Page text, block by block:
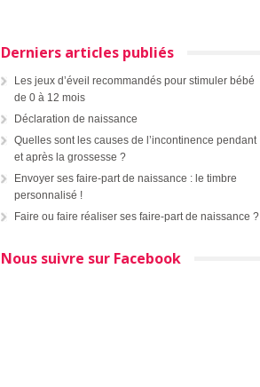
Derniers articles publiés
Les jeux d’éveil recommandés pour stimuler bébé
de 0 à 12 mois
Déclaration de naissance
Quelles sont les causes de l’incontinence pendant
et après la grossesse ?
Envoyer ses faire-part de naissance : le timbre
personnalisé !
Faire ou faire réaliser ses faire-part de naissance ?
Nous suivre sur Facebook